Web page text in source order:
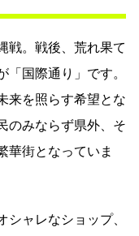
戦。戦後、荒れ果て
国際通り」です。
来を照らす希望とな
のみならず県外、そ
華街となっていま
ャレなショップ、